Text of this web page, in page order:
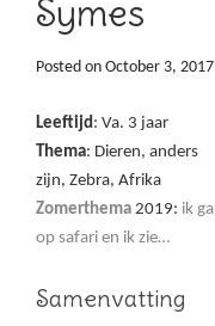
Symes
Posted on October 3, 2017
Leeftijd: Va. 3 jaar
Thema: Dieren, anders
zijn, Zebra, Afrika
Zomerthema 2019: ik ga
op safari en ik zie…
Samenvatting